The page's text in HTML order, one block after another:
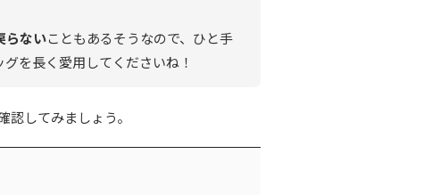
らないこともあるそうなので、ひと手
を長く愛用してくださいね！
してみましょう。